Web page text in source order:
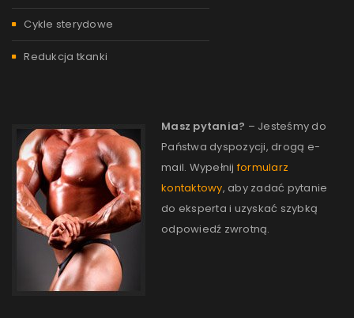
Cykle sterydowe
Redukcja tkanki
Masz pytania? – Jesteśmy do
Państwa dyspozycji, drogą e-
mail. Wypełnijformularz
kontaktowy, aby zadać pytanie
do eksperta i uzyskać szybką
odpowiedź zwrotną.